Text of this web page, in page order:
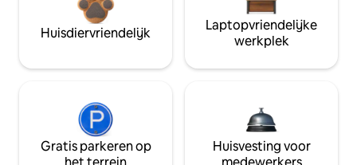
Huisdiervriendelijk
Laptopvriendelijke
werkplek
Gratis parkeren op
Huisvesting voor